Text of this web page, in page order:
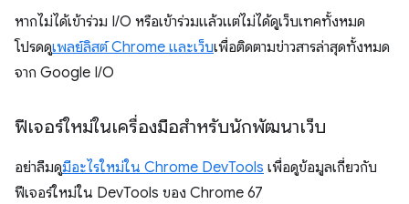
หากไม่ได้เข้าร่วม I/O หรือเข้าร่วมแล้วแต่ไม่ได้ดูเว็บเทคทั้งหมด
โปรดดูเพลย์ลิสต์ Chrome และเว็บเพื่อติดตามข่าวสารล่าสุดทั้งหมด
จาก Google I/O
ฟีเจอร์ใหม่ในเครื่องมือสำหรับนักพัฒนาเว็บ
อย่าลืมดูมีอะไรใหม่ใน Chrome DevTools เพื่อดูข้อมูลเกี่ยวกับ
ฟีเจอร์ใหม่ใน DevTools ของ Chrome 67